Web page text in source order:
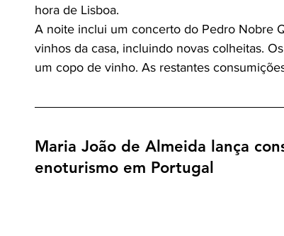
hora de Lisboa.
A noite inclui um concerto do Pedro Nobre
vinhos da casa, incluindo novas colheitas.
um copo de vinho. As restantes
Maria João de Almeida lança
enoturismo em Portugal